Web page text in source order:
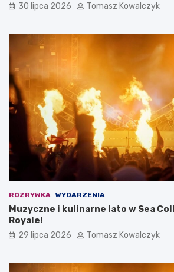
30 lipca 2026 Tomasz Kowalczyk
ROZRYWKA WYDARZENIA
Muzyczne i kulinarne lato w Sea
Royale!
29 lipca 2026 Tomasz Kowalczyk